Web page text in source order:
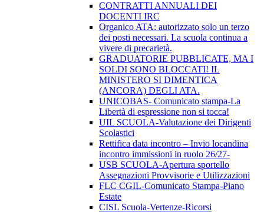
CONTRATTI ANNUALI DEI
DOCENTI IRC
Organico ATA: autorizzato solo un terzo
dei posti necessari. La scuola continua a
vivere di precarietà.
GRADUATORIE PUBBLICATE, MA I
SOLDI SONO BLOCCATI! IL
MINISTERO SI DIMENTICA
(ANCORA) DEGLI ATA.
UNICOBAS- Comunicato stampa-La
Libertà di espressione non si tocca!
UIL SCUOLA-Valutazione dei Dirigenti
Scolastici
Rettifica data incontro – Invio locandina
incontro immissioni in ruolo 26/27-
USB SCUOLA-Apertura sportello
Assegnazioni Provvisorie e Utilizzazioni
FLC CGIL-Comunicato Stampa-Piano
Estate
CISL Scuola-Vertenze-Ricorsi